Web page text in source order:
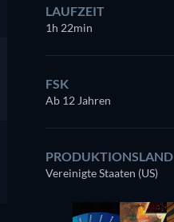
LAUFZEIT
1h 22min
FSK
Ab 12 Jahren
PRODUKTIONSLAND
Vereinigte Staaten (US)